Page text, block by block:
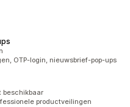
OTP-login, nieuwsbrief-pop-ups
beschikbaar
productveilingen